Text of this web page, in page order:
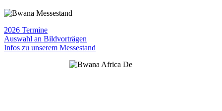
2026 Termine
Auswahl an Bildvorträgen
Infos zu unserem Messestand